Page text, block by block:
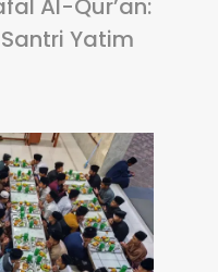
Al-Qur’an:
Yatim